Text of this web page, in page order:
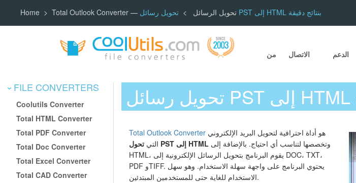
Home Total Outlook Converter — تحويل الرسائل تحويل رسائل PST إلى HTML بنتائج دقيقة
الدعم الاتصال
من
FILE CONVERTERS
Coolutils Converter
Total HTML Converter
Total PDF Converter
Total Doc Converter
Total Excel Converter
Total CAD Converter
Total Outlook Converter
التي
تحول PST إلى HTML
HTML، يقوم البرنامج بتحويل الرسائل الإلكترونية إلى DOC، TXT،
PDF وTIFF. يحتوي البرنامج على واجهة سهلة الاستخدام. وهو سهل
الاستخدام للغاية حتى للمستخدمين المبتدئين.